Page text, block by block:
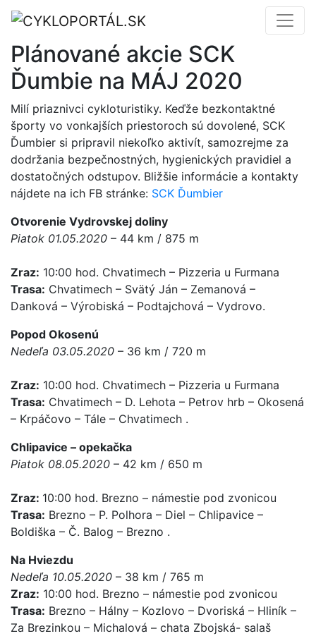
Plánované akcie SCK
Ďumbie na MÁJ 2020
Milí priaznivci cykloturistiky. Keďže bezkontaktné
športy vo vonkajších priestoroch sú dovolené, SCK
Ďumbier si pripravil niekoľko aktivít, samozrejme za
dodržania bezpečnostných, hygienických pravidiel a
dostatočných odstupov. Bližšie informácie a kontakty
nájdete na ich FB stránke: SCK Ďumbier
Otvorenie Vydrovskej doliny
Piatok 01.05.2020 – 44 km / 875 m
Zraz: 10:00 hod. Chvatimech – Pizzeria u Furmana
Trasa: Chvatimech – Svätý Ján – Zemanová –
Danková – Výrobiská – Podtajchová – Vydrovo.
Popod Okosenú
Nedeľa 03.05.2020 – 36 km / 720 m
Zraz: 10:00 hod. Chvatimech – Pizzeria u Furmana
Trasa: Chvatimech – D. Lehota – Petrov hrb – Okosená
– Krpáčovo – Tále – Chvatimech .
Chlipavice – opekačka
Piatok 08.05.2020 – 42 km / 650 m
Zraz: 10:00 hod. Brezno – námestie pod zvonicou
Trasa: Brezno – P. Polhora – Diel – Chlipavice –
Boldiška – Č. Balog – Brezno .
Na Hviezdu
Nedeľa 10.05.2020 – 38 km / 765 m
Zraz: 10:00 hod. Brezno – námestie pod zvonicou
Trasa: Brezno – Hálny – Kozlovo – Dvoriská – Hliník –
Za Brezinkou – Michalová – chata Zbojská- salaš